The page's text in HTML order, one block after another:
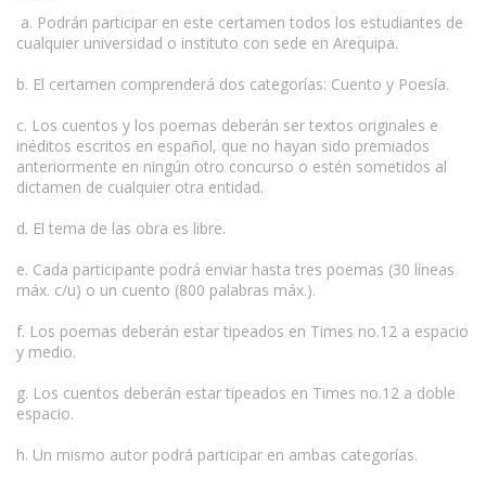
a. Podrán participar en este certamen todos los estudiantes de
cualquier universidad o instituto con sede en Arequipa.
b. El certamen comprenderá dos categorías: Cuento y Poesía.
c. Los cuentos y los poemas deberán ser textos originales e
inéditos escritos en español, que no hayan sido premiados
anteriormente en ningún otro concurso o estén sometidos al
dictamen de cualquier otra entidad.
d. El tema de las obra es libre.
e. Cada participante podrá enviar hasta tres poemas (30 líneas
máx. c/u) o un cuento (800 palabras máx.).
f. Los poemas deberán estar tipeados en Times no.12 a espacio
y medio.
g. Los cuentos deberán estar tipeados en Times no.12 a doble
espacio.
h. Un mismo autor podrá participar en ambas categorías.